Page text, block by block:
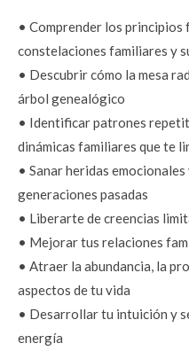
• Comprender los principios
constelaciones familiares y
• Descubrir cómo la mesa
árbol genealógico
• Identificar patrones
dinámicas familiares que te
• Sanar heridas
generaciones pasadas
• Liberarte de creencias
• Mejorar tus relaciones
• Atraer la abundancia, la
aspectos de tu vida
• Desarrollar tu intuición y
energía